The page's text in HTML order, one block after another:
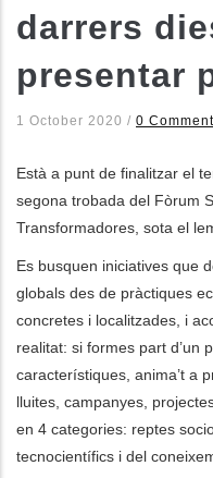
accions addicionals
darrers
presentar
1 October 2020 / 0
Està a punt de finalitzar el
segona trobada del Fòrum
Transformadores, sota el
Es busquen iniciatives que
globals des de pràctiques
concretes i localitzades, i
realitat: si formes part d’un
característiques, anima’t a
lluites, campanyes,
en 4 categories: reptes
tecnocientífics i del